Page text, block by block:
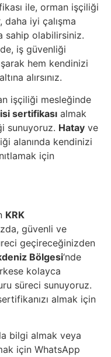
ile, orman işçiliği
iyi çalışma
sahip olabilirsiniz.
iş güvenliği
hem kendinizi
alırsınız.
işçiliği mesleğinde
sertifikası almak
sunuyoruz. Hatay ve
alanında kendinizi
için
KRK
güvenli ve
geçireceğinizden
Bölgesi‘nde
kolayca
süreci sunuyoruz.
almak için
bilgi almak veya
için WhatsApp